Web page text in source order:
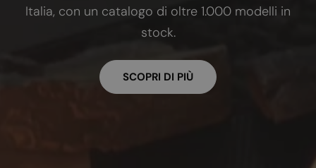
Italia, con un catalogo di oltre 1.000 modelli in
stock.
SCOPRI DI PIÙ